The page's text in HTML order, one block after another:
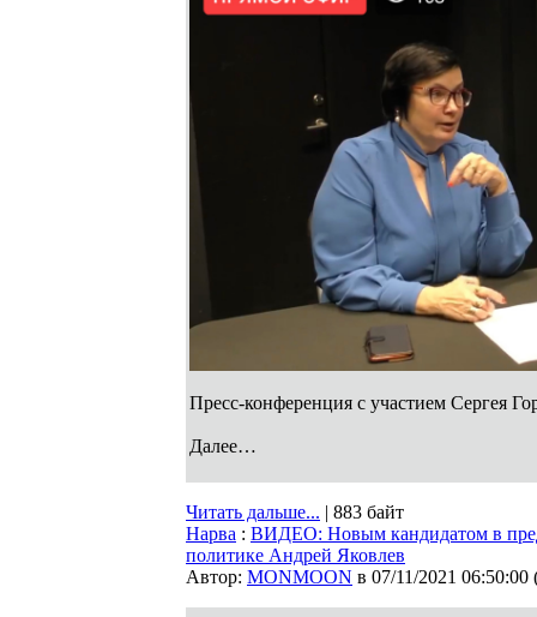
Пресс-конференция с участием Сергея
Далее…
Читать дальше... | 883 байт
Нарва : ВИДЕО: Новым кандидатом в
политике Андрей Яковлев
Автор: MONMOON в 07/11/2021 06:50:00